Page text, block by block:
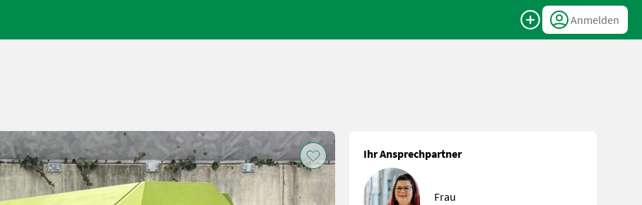
Anmelden
Ihr Ansprechpartner
Frau